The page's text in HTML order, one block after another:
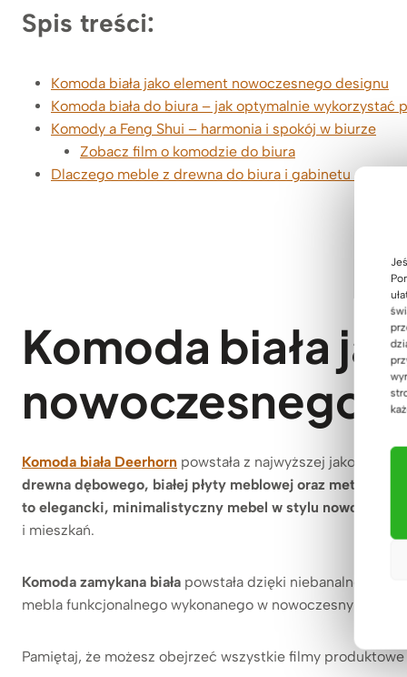
Spis treści:
Komoda biała jako element nowoczesnego designu
Komoda biała do biura – jak optymalnie wykorzystać
Komody a Feng Shui – harmonia i spokój w biurze
Zobacz film o komodzie do biura
Dlaczego meble z drewna do biura i gabinetu od
Komoda biała
nowoczesnego
Komoda biała Deerhorn powstała z najwyższej jakości
drewna dębowego, białej płyty meblowej oraz
to elegancki, minimalistyczny mebel w stylu
i mieszkań.
Komoda zamykana biała powstała dzięki niebanalnej
mebla funkcjonalnego wykonanego w nowoczesnym
Pamiętaj, że możesz obejrzeć wszystkie filmy